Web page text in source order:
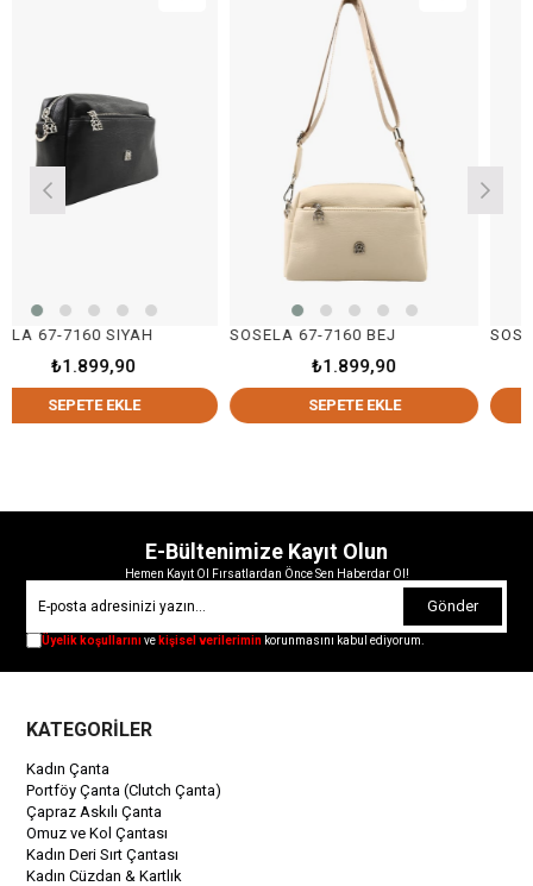
SIYAH
EKLE
SOSELA 67-7160 BEJ
SEPETE EKLE
SOSELA 67-
E-Bültenimize Kayıt Olun
Hemen Kayıt Ol Fırsatlardan Önce Sen Haberdar Ol!
Gönder
Üyelik koşullarınıve kişisel verilerimin korunmasını kabul ediyorum.
KATEGORİLER
Kadın Çanta
Portföy Çanta (Clutch Çanta)
Çapraz Askılı Çanta
Omuz ve Kol Çantası
Kadın Deri Sırt Çantası
Kadın Cüzdan & Kartlık